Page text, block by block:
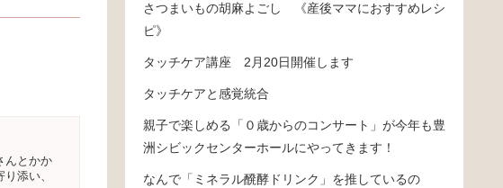
んとかか
添い、
さつまいもの胡麻よごし 《産後ママにおすすめレシ
ピ》
タッチケア講座 2月20日開催します
タッチケアと感覚統合
親子で楽しめる「０歳からのコンサート」が今年も豊
洲シビックセンターホールにやってきます！
なんで「ミネラル醗酵ドリンク」を推しているの